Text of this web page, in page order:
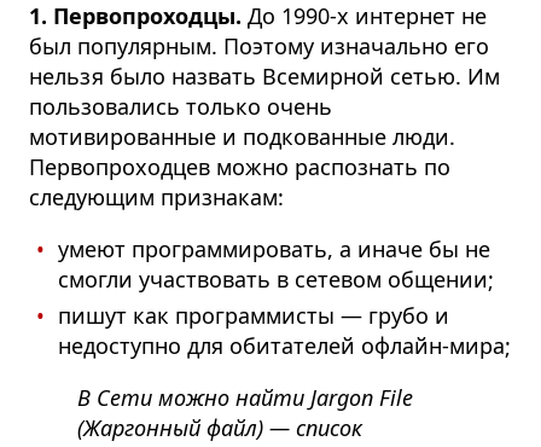
1. Первопроходцы. До 1990-х интернет не
был популярным. Поэтому изначально его
нельзя было назвать Всемирной сетью. Им
пользовались только очень
мотивированные и подкованные люди.
Первопроходцев можно распознать по
следующим признакам:
умеют программировать, а иначе бы не
смогли участвовать в сетевом общении;
пишут как программисты — грубо и
недоступно для обитателей офлайн-мира;
В Сети можно найти Jargon File
(Жаргонный файл) — список